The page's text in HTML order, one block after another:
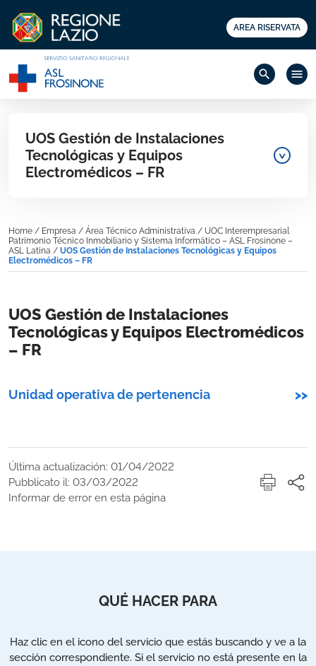
AREA RISERVATA
search menu
UOS Gestión de Instalaciones
Tecnológicas y Equipos
Electromédicos – FR
Home / Empresa / Área Técnico Administrativa / UOC Interempresarial
Patrimonio Técnico Inmobiliario y Sistema Informático – ASL Frosinone –
ASL Latina / UOS Gestión de Instalaciones Tecnológicas y Equipos
Electromédicos – FR
UOS Gestión de Instalaciones
Tecnológicas y Equipos Electromédicos
– FR
Unidad operativa de pertenencia >>
Última actualización: 01/04/2022
Pubblicato il: 03/03/2022
Informar de error en esta página
QUÉ HACER PARA
Haz clic en el icono del servicio que estás buscando y ve a la
sección correspondiente. Si el servicio no está presente en la